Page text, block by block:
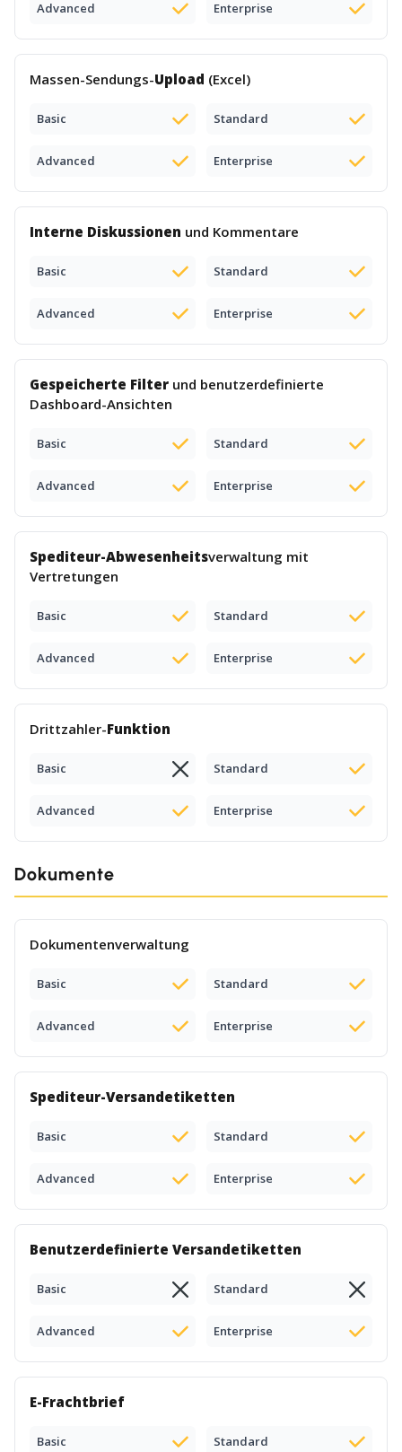
Advanced Enterprise
Massen-Sendungs-Upload (Excel)
Basic Standard
Advanced Enterprise
Interne Diskussionen und Kommentare
Basic Standard
Advanced Enterprise
Gespeicherte Filter und benutzerdefinierte
Dashboard-Ansichten
Basic Standard
Advanced Enterprise
Spediteur-Abwesenheitsverwaltung mit
Vertretungen
Basic Standard
Advanced Enterprise
Drittzahler-Funktion
Basic Standard
Advanced Enterprise
Dokumente
Dokumentenverwaltung
Basic Standard
Advanced Enterprise
Spediteur-Versandetiketten
Basic Standard
Advanced Enterprise
Benutzerdefinierte Versandetiketten
Basic Standard
Advanced Enterprise
E-Frachtbrief
Basic Standard